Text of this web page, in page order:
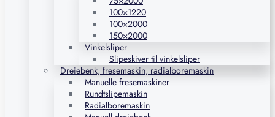
100×1220
100×2000
150×2000
Vinkelsliper
Slipeskiver til vinkelsliper
Dreiebenk, fresemaskin, radialboremaskin
Manuelle fresemaskiner
Rundtslipemaskin
Radialboremaskin